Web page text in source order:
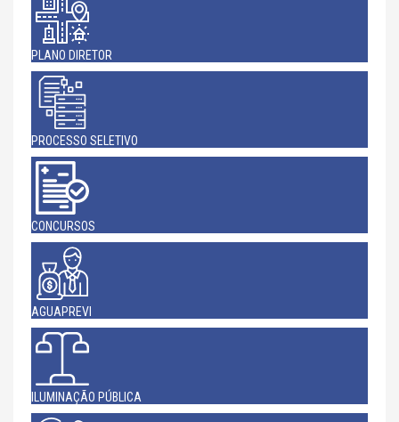
PLANO DIRETOR
PROCESSO SELETIVO
CONCURSOS
AGUAPREVI
ILUMINAÇÃO PÚBLICA